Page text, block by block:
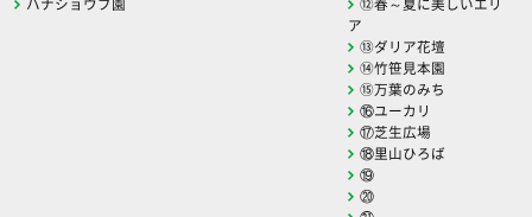
ア
⑬ダリア花壇
⑭竹笹見本園
⑮万葉のみち
⑯ユーカリ
⑰芝生広場
⑱里山ひろば
⑲
⑳